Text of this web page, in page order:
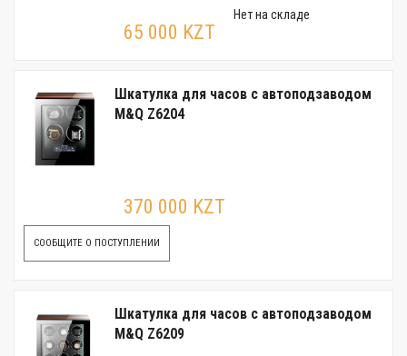
65 000 KZT
Нет на складе
Шкатулка для часов с автоподзаводом
M&Q Z6204
370 000 KZT
СООБЩИТЕ О ПОСТУПЛЕНИИ
Шкатулка для часов с автоподзаводом
M&Q Z6209